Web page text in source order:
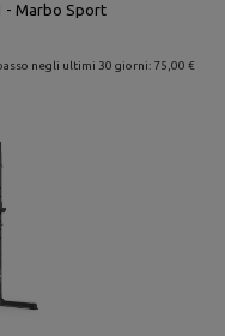
- Marbo Sport
negli ultimi 30 giorni: 75,00 €